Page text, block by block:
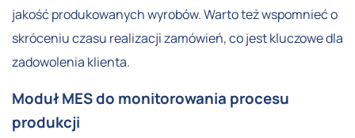
jakość produkowanych wyrobów. Warto też wspomnieć o
skróceniu czasu realizacji zamówień, co jest kluczowe dla
zadowolenia klienta.
Moduł MES do monitorowania procesu
produkcji